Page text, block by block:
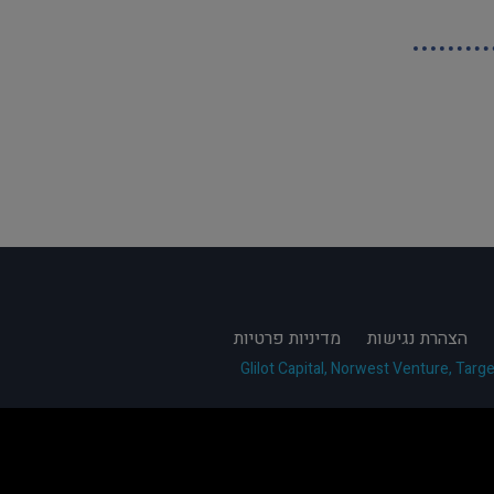
הצהרת נגישות מדיניות פרטיות